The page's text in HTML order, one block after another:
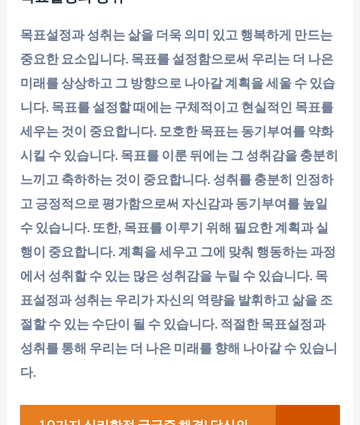
목표설정과 성취는 삶을 더욱 의미 있고 행복하게 만드는
중요한 요소입니다. 목표를 설정함으로써 우리는 더 나은
미래를 상상하고 그 방향으로 나아갈 계획을 세울 수 있습
니다. 목표를 설정할 때에는 구체적이고 현실적인 목표를
세우는 것이 중요합니다. 모호한 목표는 동기부여를 약화
시킬 수 있습니다. 목표를 이룬 뒤에는 그 성취감을 충분히
느끼고 축하하는 것이 중요합니다. 성취를 충분히 인정하
고 긍정적으로 평가함으로써 자신감과 동기부여를 높일
수 있습니다. 또한, 목표를 이루기 위해 필요한 계획과 실
행이 중요합니다. 계획을 세우고 그에 맞춰 행동하는 과정
에서 성취할 수 있는 많은 성취감을 누릴 수 있습니다. 목
표설정과 성취는 우리가 자신의 역량을 발휘하고 삶을 조
절할 수 있는 수단이 될 수 있습니다. 적절한 목표설정과
성취를 통해 우리는 더 나은 미래를 향해 나아갈 수 있습니
다.